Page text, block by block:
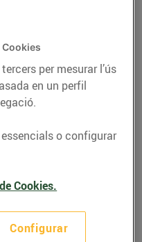
per mesurar l’ús
en un perfil
o configurar
Cookies.
Configurar